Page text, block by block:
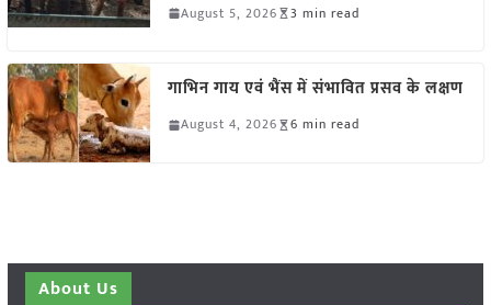
August 5, 2026 3 min read
गाभिन गाय एवं भैंस में संभावित प्रसव के लक्षण
August 4, 2026 6 min read
About Us